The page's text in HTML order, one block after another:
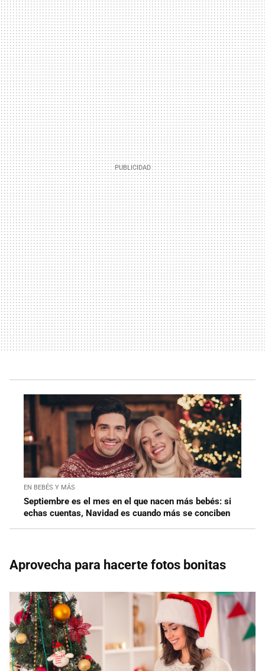
EN BEBÉS Y MÁS
Septiembre es el mes en el que nacen más bebés: si
echas cuentas, Navidad es cuando más se conciben
Aprovecha para hacerte fotos bonitas